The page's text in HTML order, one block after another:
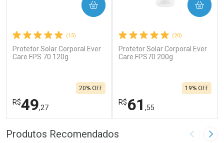
(15)
Protetor Solar Corporal Ever
Care FPS 70 120g
R$49,27
20% OFF
COMPRAR
FECHAR
FECHAR
(20)
Protetor Solar Corporal Ever
Care FPS70 200g
R$61 ,55
19% OFF
COMPRAR
Produtos Recomendados Imagem